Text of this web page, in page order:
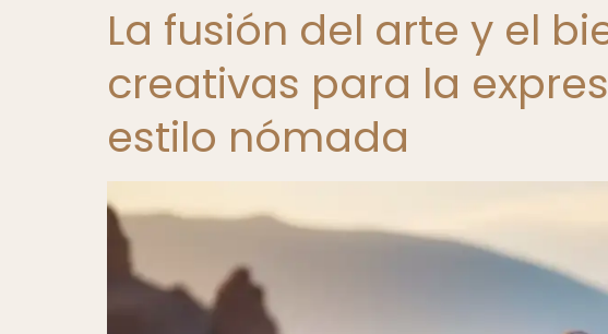
La fusión del arte y el
creativas para la
estilo nómada